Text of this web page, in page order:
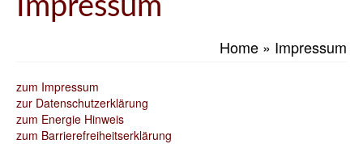
Impressum
Home » Impressum
zum Impressum
zur Datenschutzerklärung
zum Energie Hinweis
zum Barrierefreiheitserklärung